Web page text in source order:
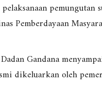
pemungutan
Pemberdayaan
Gandana
dikeluarkan oleh